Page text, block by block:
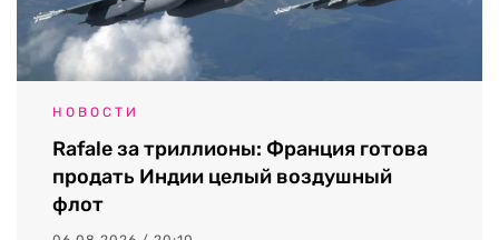
НОВОСТИ
Rafale за триллионы: Франция готова
продать Индии целый воздушный
флот